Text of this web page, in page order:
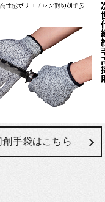
創手袋はこちら